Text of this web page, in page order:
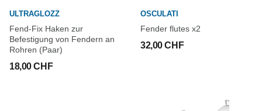
ULTRAGLOZZ
Fend-Fix Haken zur
Befestigung von Fendern an
Rohren (Paar)
18,00 CHF
OSCULATI
Fender flutes x2
32,00 CHF